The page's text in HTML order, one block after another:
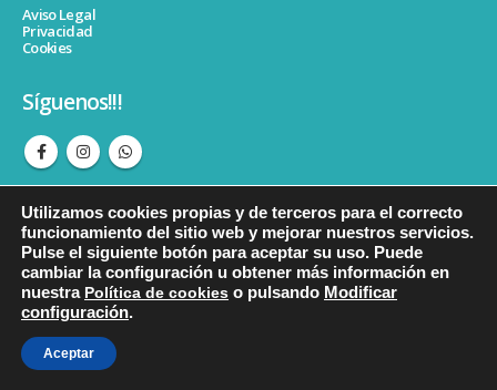
Aviso Legal
Privacidad
Cookies
Síguenos!!!
© copyright Psicopedagogiacristinahormigos. Todos los derechos
reservados.
Utilizamos cookies propias y de terceros para el correcto
funcionamiento del sitio web y mejorar nuestros servicios.
Pulse el siguiente botón para aceptar su uso. Puede
cambiar la configuración u obtener más información en
nuestra Política de cookies o pulsando Modificar
configuración.
Aceptar